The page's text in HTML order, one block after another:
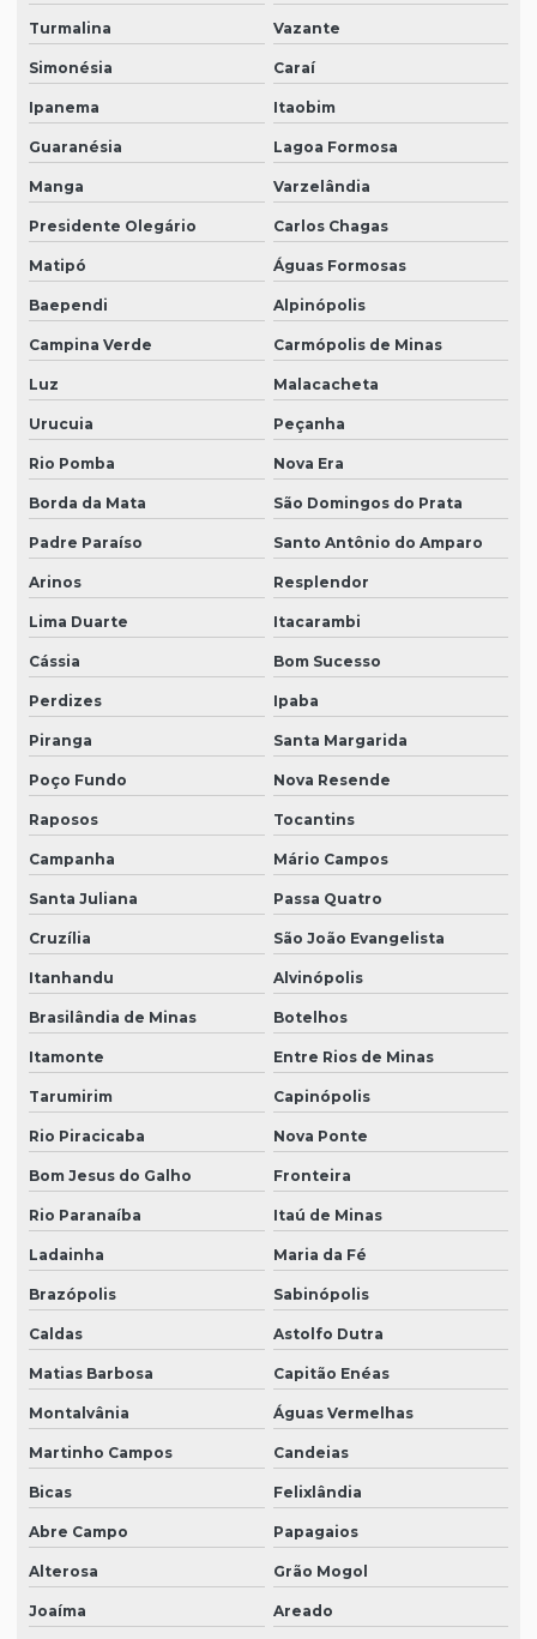
Turmalina Vazante
Simonésia Caraí
Ipanema Itaobim
Guaranésia Lagoa Formosa
Manga Varzelândia
Presidente Olegário Carlos Chagas
Matipó Águas Formosas
Baependi Alpinópolis
Campina Verde Carmópolis de Minas
Luz Malacacheta
Urucuia Peçanha
Rio Pomba Nova Era
Borda da Mata São Domingos do Prata
Padre Paraíso Santo Antônio do Amparo
Arinos Resplendor
Lima Duarte Itacarambi
Cássia Bom Sucesso
Perdizes Ipaba
Piranga Santa Margarida
Poço Fundo Nova Resende
Raposos Tocantins
Campanha Mário Campos
Santa Juliana Passa Quatro
Cruzília São João Evangelista
Itanhandu Alvinópolis
Brasilândia de Minas Botelhos
Itamonte Entre Rios de Minas
Tarumirim Capinópolis
Rio Piracicaba Nova Ponte
Bom Jesus do Galho Fronteira
Rio Paranaíba Itaú de Minas
Ladainha Maria da Fé
Brazópolis Sabinópolis
Caldas Astolfo Dutra
Matias Barbosa Capitão Enéas
Montalvânia Águas Vermelhas
Martinho Campos Candeias
Bicas Felixlândia
Abre Campo Papagaios
Alterosa Grão Mogol
Joaíma Areado